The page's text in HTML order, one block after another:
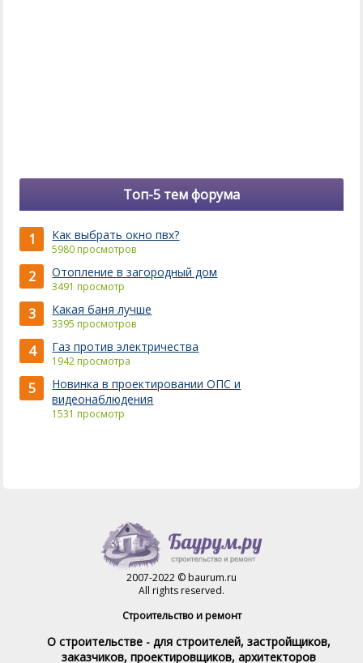
Топ-5 тем форума
1 Как выбрать окно пвх?
5980 просмотров
2 Отопление в загородный дом
3491 просмотр
3 Какая баня лучше
3395 просмотров
4 Газ против электричества
1942 просмотра
5
Новинка в проектировании ОПС и
видеонаблюдения
1531 просмотр
2007-2022 © baurum.ru
All rights reserved.
Строительство и ремонт
О строительстве - для строителей, застройщиков,
заказчиков, проектировщиков, архитекторов